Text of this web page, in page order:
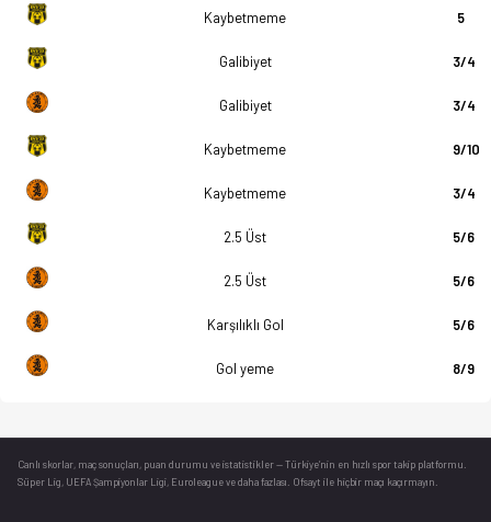
Kaybetmeme 5
Galibiyet 3/4
Galibiyet 3/4
Kaybetmeme 9/10
Kaybetmeme 3/4
2.5 Üst 5/6
2.5 Üst 5/6
Karşılıklı Gol 5/6
Gol yeme 8/9
Canlı skorlar , maç sonuçları, puan durumu ve istatistikler — Türkiye’nin en hızlı spor takip platformu.
Süper Lig, UEFA Şampiyonlar Ligi, Euroleague ve daha fazlası. Ofsayt ile hiçbir maçı kaçırmayın.